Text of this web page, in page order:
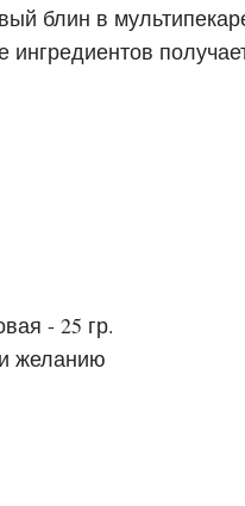
блин в
- 25 гр.
желанию